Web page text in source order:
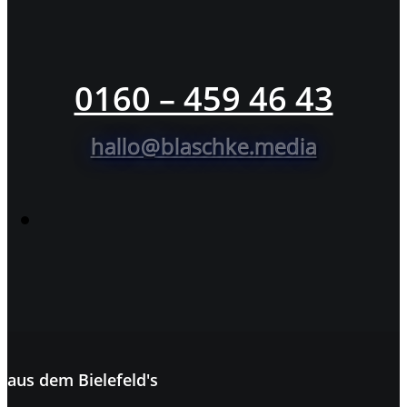
0160 – 459 46 43
hallo@blaschke.media
aus dem Bielefeld's